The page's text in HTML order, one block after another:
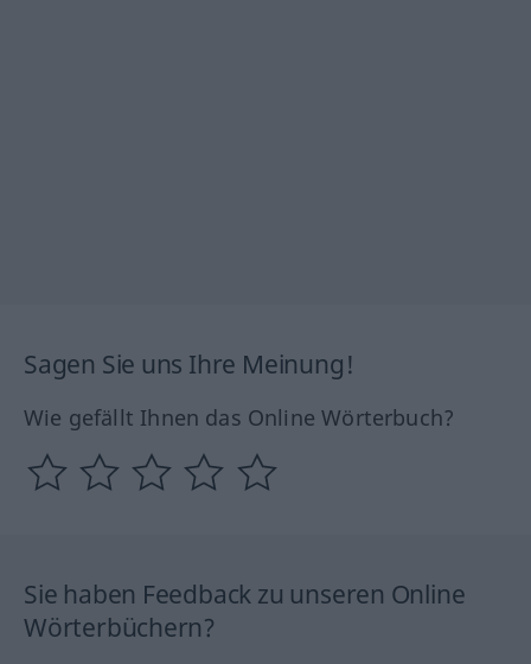
Sagen Sie uns Ihre Meinung!
Wie gefällt Ihnen das Online Wörterbuch?
Sie haben Feedback zu unseren Online
Wörterbüchern?